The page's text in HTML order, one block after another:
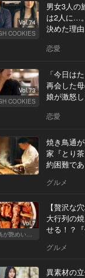
バックパック」
Vol.74
COOKIES
男女3人の
は2人に…
決めた理由
恋愛
Vol.73
COOKIES
「今日は
再会した母
娘が激怒
恋愛
焼き鳥通
家『とり
約困難で
グルメ
Vol.7
焼き鳥が艶めいてきた
【贅沢な
大行列の
せる！？
グルメ
異素材の